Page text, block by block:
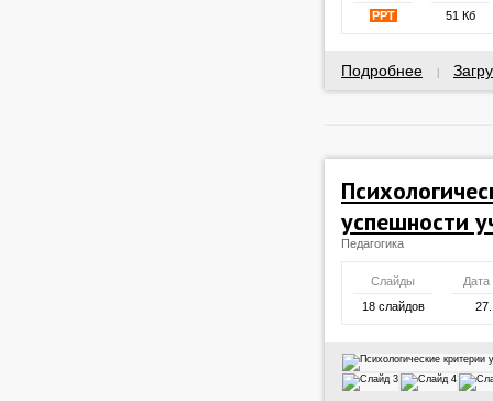
PPT
51 Кб
Подробнее
успешности
Педагогика
Слайды
Дата
18 слайдов